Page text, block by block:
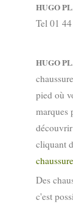
HUGO
Tel 01
HUGO
pied où
marques
cliquant
Des
c'est